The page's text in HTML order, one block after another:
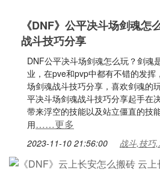
《DNF》公平决斗场剑魂怎
战斗技巧分享
DNF公平决斗场剑魂怎么玩？剑魂
业，在pve和pvp中都有不错的发
场剑魂战斗技巧分享，喜欢剑魂的
平决斗场剑魂战斗技巧分享起手在
带来浮空的技能以及站立僵直的技
用……更多
2023-11-10 21:56:00 战斗,技巧